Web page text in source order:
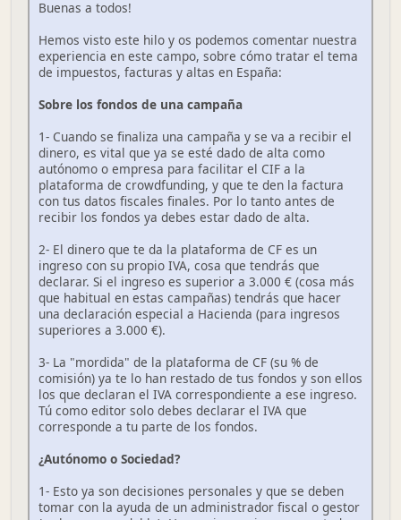
Buenas a todos!
Hemos visto este hilo y os podemos comentar nuestra
experiencia en este campo, sobre cómo tratar el tema
de impuestos, facturas y altas en España:
Sobre los fondos de una campaña
1- Cuando se finaliza una campaña y se va a recibir el
dinero, es vital que ya se esté dado de alta como
autónomo o empresa para facilitar el CIF a la
plataforma de crowdfunding, y que te den la factura
con tus datos fiscales finales. Por lo tanto antes de
recibir los fondos ya debes estar dado de alta.
2- El dinero que te da la plataforma de CF es un
ingreso con su propio IVA, cosa que tendrás que
declarar. Si el ingreso es superior a 3.000 € (cosa más
que habitual en estas campañas) tendrás que hacer
una declaración especial a Hacienda (para ingresos
superiores a 3.000 €).
3- La "mordida" de la plataforma de CF (su % de
comisión) ya te lo han restado de tus fondos y son ellos
los que declaran el IVA correspondiente a ese ingreso.
Tú como editor solo debes declarar el IVA que
corresponde a tu parte de los fondos.
¿Autónomo o Sociedad?
1- Esto ya son decisiones personales y que se deben
tomar con la ayuda de un administrador fiscal o gestor